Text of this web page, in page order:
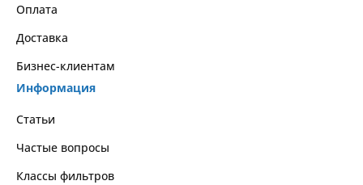
Оплата
Доставка
Бизнес-клиентам
Информация
Статьи
Частые вопросы
Классы фильтров